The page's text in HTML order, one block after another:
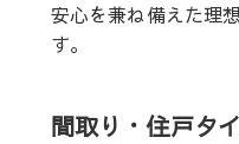
安心を兼ね備えた理
す。
間取り・住戸タ